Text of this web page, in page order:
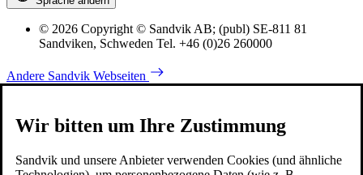
© 2026 Copyright © Sandvik AB; (publ) SE-811 81
Sandviken, Schweden Tel. +46 (0)26 260000
Andere Sandvik Webseiten
Wir bitten um Ihre Zustimmung
Sandvik und unsere Anbieter verwenden Cookies (und ähnliche